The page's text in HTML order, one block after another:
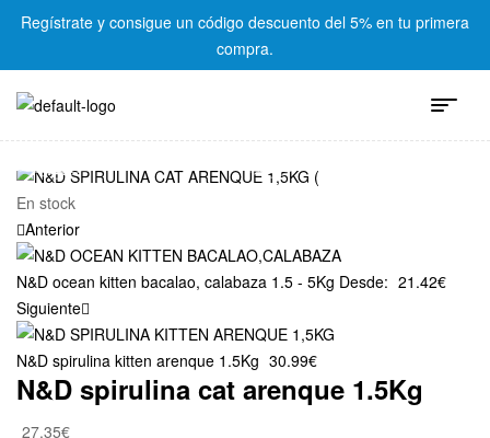
Regístrate y consigue un código descuento del 5% en tu primera
compra.
En stock
Anterior
N&D ocean kitten bacalao, calabaza 1.5 - 5Kg Desde: 21.42€
Siguiente
N&D spirulina kitten arenque 1.5Kg 30.99€
N&D spirulina cat arenque 1.5Kg
27.35€